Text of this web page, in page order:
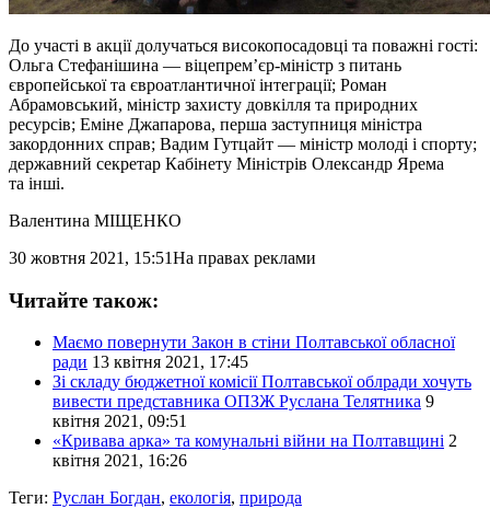
До участі в акції долучаться високопосадовці та поважні гості:
Ольга Стефанішина — віцепрем’єр-міністр з питань
європейської та євроатлантичної інтеграції; Роман
Абрамовський, міністр захисту довкілля та природних
ресурсів; Еміне Джапарова, перша заступниця міністра
закордонних справ; Вадим Гутцайт — міністр молоді і спорту;
державний секретар Кабінету Міністрів Олександр Ярема
та інші.
Валентина МІЩЕНКО
30 жовтня 2021, 15:51На правах реклами
Читайте також:
Маємо повернути Закон в стіни Полтавської обласної
ради 13 квітня 2021, 17:45
Зі складу бюджетної комісії Полтавської облради хочуть
вивести представника ОПЗЖ Руслана Телятника 9
квітня 2021, 09:51
«Кривава арка» та комунальні війни на Полтавщині 2
квітня 2021, 16:26
Теги: Руслан Богдан, екологія, природа